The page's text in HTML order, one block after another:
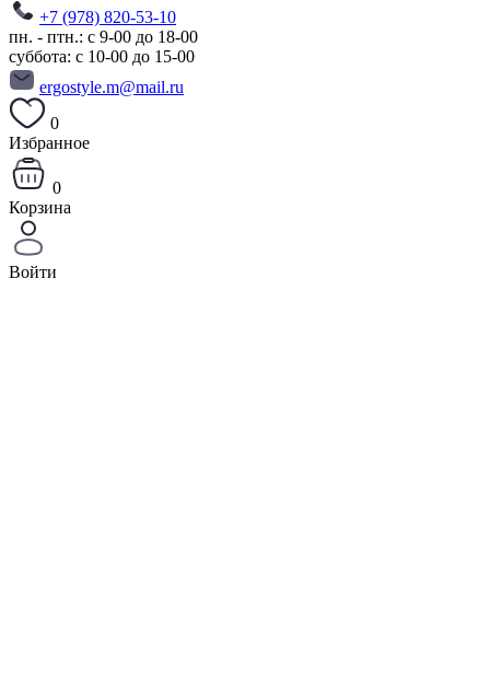
+7 (978) 820-53-10
пн. - птн.: с 9-00 до 18-00
суббота: с 10-00 до 15-00
ergostyle.m@mail.ru
0
Избранное
0
Корзина
Войти